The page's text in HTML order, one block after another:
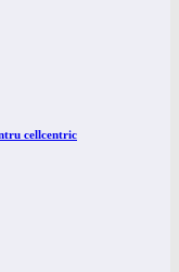
cellcentric